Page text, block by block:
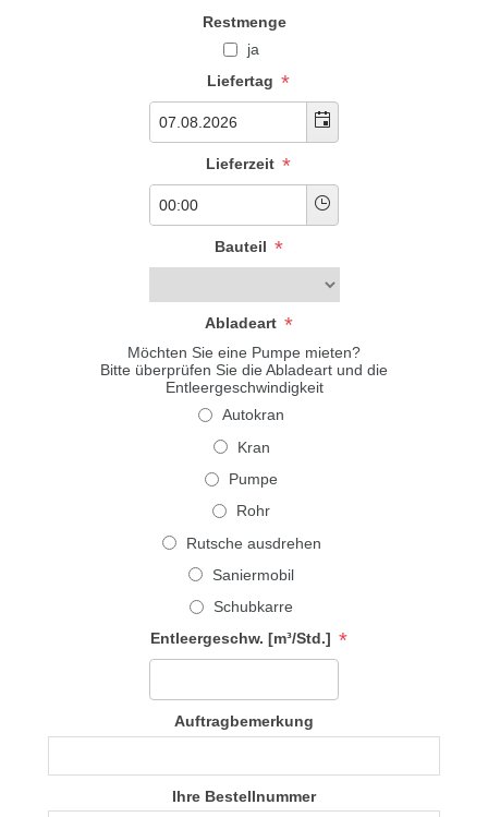
Restmenge
ja
Liefertag *
Lieferzeit *
Bauteil *
Abladeart *
Möchten Sie eine Pumpe mieten?
Bitte überprüfen Sie die Abladeart und die
Entleergeschwindigkeit
Autokran
Kran
Pumpe
Rohr
Rutsche ausdrehen
Saniermobil
Schubkarre
Entleergeschw. [m³/Std.] *
Auftragbemerkung
Ihre Bestellnummer